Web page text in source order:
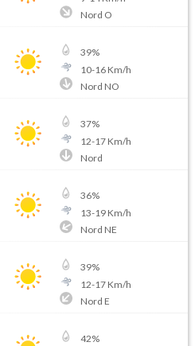
Nord O
39%
10-16Km/h
Nord NO
37%
12-17Km/h
Nord
36%
13-19Km/h
Nord NE
39%
12-17Km/h
Nord E
42%